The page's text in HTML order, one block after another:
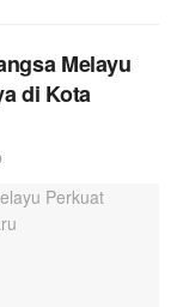
Melayu
di Kota